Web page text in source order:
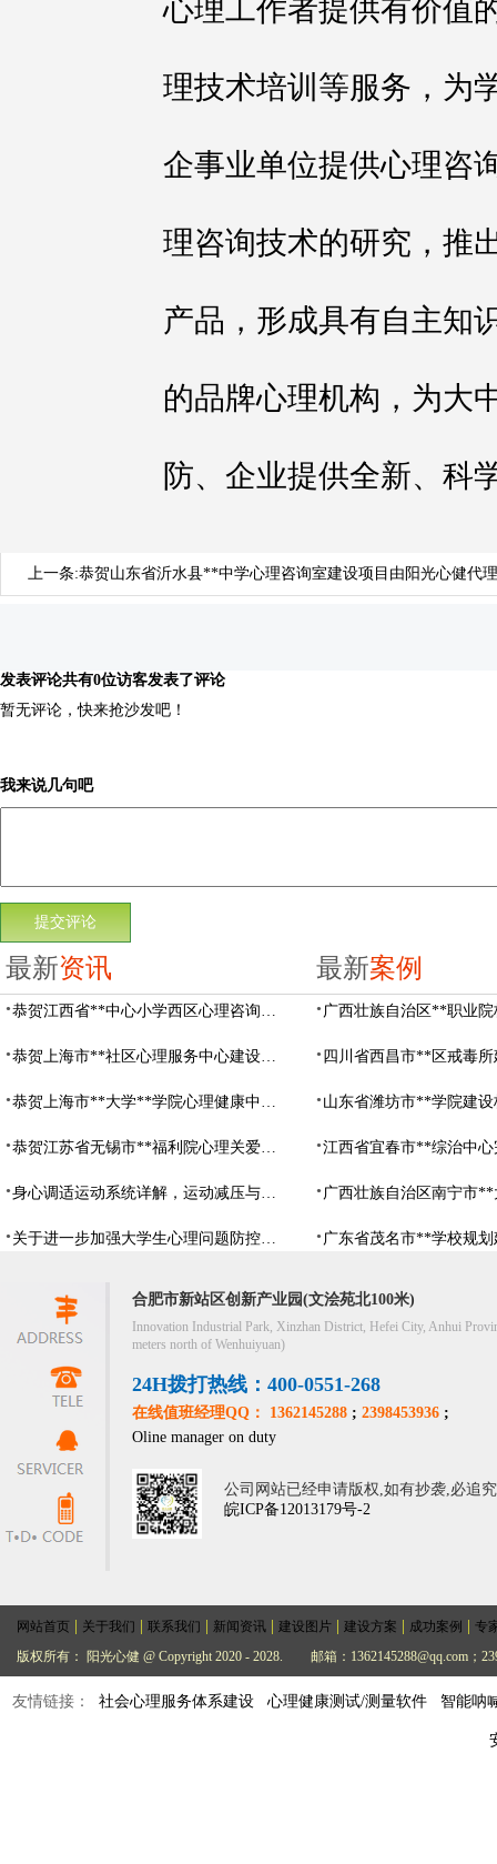
心理工作者提供有价值
理技术培训等服务，为
企事业单位提供心理咨
理咨询技术的研究，推
产品，形成具有自主知
的品牌心理机构，为大
防、企业提供全新、科
上一条:恭贺山东省沂水县**中学心理咨询室建设项目由阳光心健代
发表评论共有0位访客发表了评论
暂无评论，快来抢沙发吧！
我来说几句吧
最新资讯
恭贺江西省**中心小学西区心理咨询教室设备采购项目由阳光心健代理商中标
恭贺上海市**社区心理服务中心建设项目由阳光心健代理商中标
恭贺上海市**大学**学院心理健康中心建设项目由阳光心健代理商中标
恭贺江苏省无锡市**福利院心理关爱中心建设项目由阳光心健代理商中标
身心调适运动系统详解，运动减压与心理调适全指南
关于进一步加强大学生心理问题防控，防控大学生心理危机
最新案例
合肥市新站区创新产业园(文浍苑北100米)
Innovation Industrial Park, Xinzhan District, Hefei City, Anhui
meters north of Wenhuiyuan)
24H拨打热线：400-0551-268
在线值班经理QQ： 1362145288 ; 2398453936 ;
Oline manager on duty
公司网站已经申请版权,如有抄袭,必追
皖ICP备12013179号-2
网站首页 关于我们 联系我们 新闻资讯 建设图片 建设方案 成功案例
专
版权所有： 阳光心健 @ Copyright 2020 - 2028.
邮箱：1362145288@qq.com；
友情链接： 社会心理服务体系建设 心理健康测试/测量软件 智能呐